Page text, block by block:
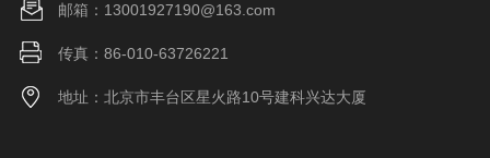
邮箱：13001927190@163.com
传真：86-010-63726221
地址：北京市丰台区星火路10号建科兴达大厦